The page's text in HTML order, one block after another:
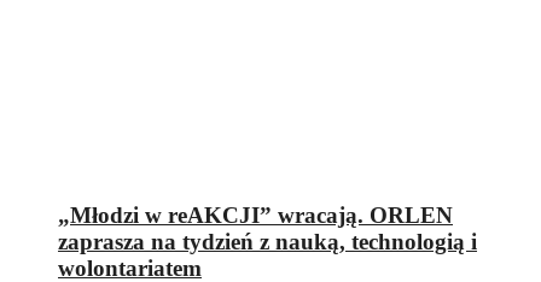
„Młodzi w reAKCJI” wracają. ORLEN
zaprasza na tydzień z nauką, technologią i
wolontariatem